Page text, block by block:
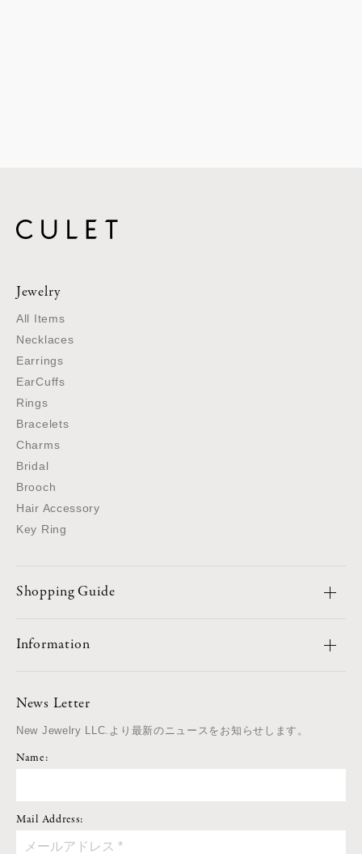
Jewelry
All Items
Necklaces
Earrings
EarCuffs
Rings
Bracelets
Charms
Bridal
Brooch
Hair Accessory
Key Ring
Shopping Guide
Information
News Letter
New Jewelry LLC.より最新のニュースをお知らせします。
Name:
Mail Address: